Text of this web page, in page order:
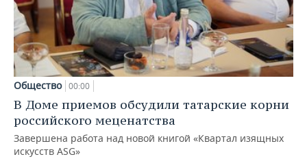
Общество 00:00
В Доме приемов обсудили татарские корни
российского меценатства
Завершена работа над новой книгой «Квартал изящных
искусств ASG»